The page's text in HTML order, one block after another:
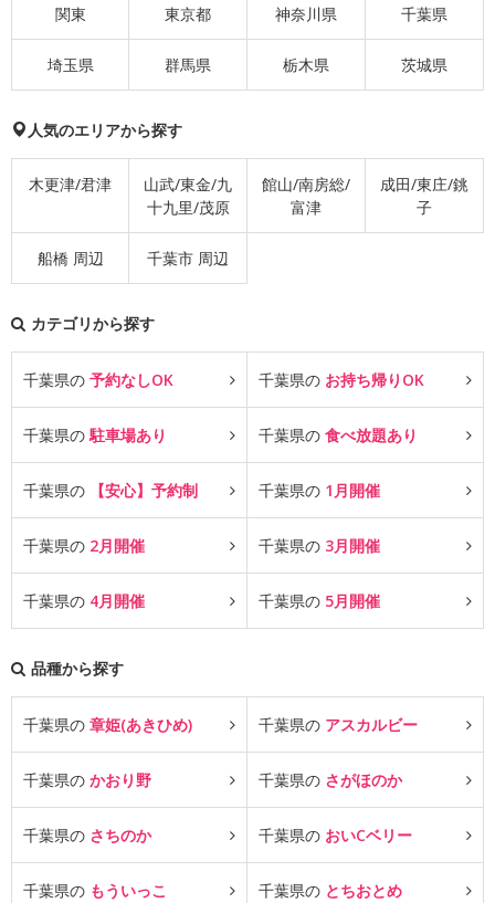
関東 東京都 神奈川県 千葉県
埼玉県 群馬県 栃木県 茨城県
人気のエリアから探す
木更津/君津
山武/東金/九
十九里/茂原
館山/南房総/
富津
成田/東庄/銚
子
船橋 周辺 千葉市 周辺
カテゴリから探す
千葉県の 予約なしOK 千葉県の お持ち帰りOK
千葉県の駐車場あり 千葉県の 食べ放題あり
千葉県の 【安心】予約制 千葉県の 1月開催
千葉県の 2月開催 千葉県の 3月開催
千葉県の 4月開催 千葉県の 5月開催
品種から探す
千葉県の 章姫(あきひめ) 千葉県の アスカルビー
千葉県の かおり野 千葉県の さがほのか
千葉県の さちのか 千葉県の おいCベリー
千葉県の もういっこ 千葉県の とちおとめ